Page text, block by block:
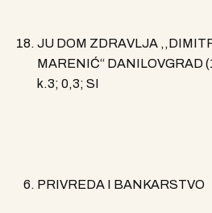
JU DOM ZDRAVLJA
MARENIĆ“ DANILOVGRAD
k.3; 0,3; SI
PRIVREDA I BANKARSTVO